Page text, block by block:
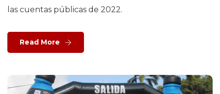
las cuentas públicas de 2022.
Read More